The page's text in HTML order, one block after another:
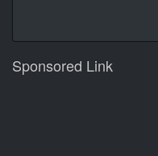
Sponsored Link